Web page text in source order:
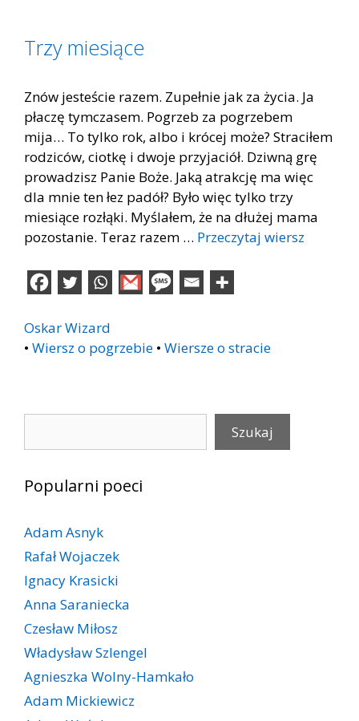
Trzy miesiące
Znów jesteście razem. Zupełnie jak za życia. Ja
płaczę tymczasem. Pogrzeb za pogrzebem
mija… To tylko rok, albo i krócej może? Straciłem
rodziców, ciotkę i dwoje przyjaciół. Dziwną grę
prowadzisz Panie Boże. Jaką atrakcję ma więc
dla mnie ten łez padół? Było więc tylko trzy
miesiące rozłąki. Myślałem, że na dłużej mama
pozostanie. Teraz razem … Przeczytaj wiersz
Oskar Wizard
• Wiersz o pogrzebie • Wiersze o stracie
Szukaj
Popularni poeci
Adam Asnyk
Rafał Wojaczek
Ignacy Krasicki
Anna Saraniecka
Czesław Miłosz
Władysław Szlengel
Agnieszka Wolny-Hamkało
Adam Mickiewicz